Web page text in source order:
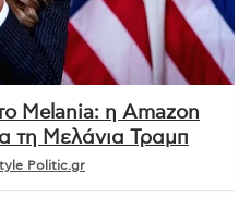
Melania: η Amazon
τη Μελάνια Τραμπ
Politic.gr